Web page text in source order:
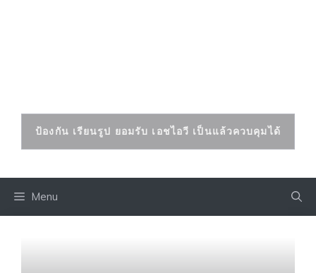
ป้องกัน เรียนรูป ยอมรับ เอชไอวี เป็นแล้วควบคุมได้
Menu